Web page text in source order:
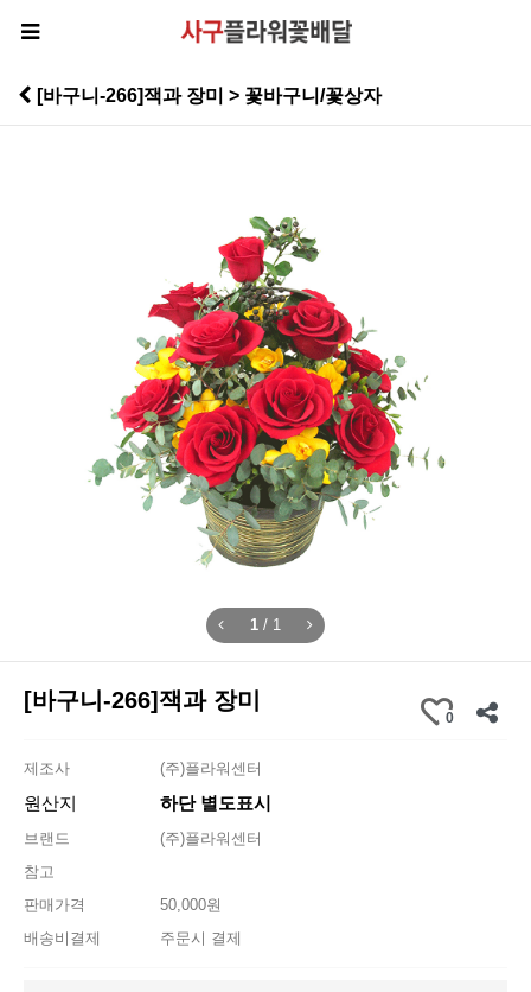
[바구니-266]잭과 장미 > 꽃바구니/꽃상자
1 / 1
[바구니-266]잭과 장미
0
제조사 (주)플라워센터
원산지 하단 별도표시
브랜드
(주)플라워센터
참고
판매가격
50,000원
배송비결제
주문시 결제